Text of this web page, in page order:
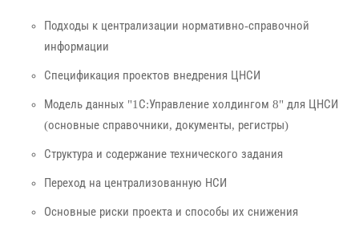
Подходы к централизации нормативно-справочной
информации
Спецификация проектов внедрения ЦНСИ
Модель данных "1С:Управление холдингом 8" для ЦНСИ
(основные справочники, документы, регистры)
Структура и содержание технического задания
Переход на централизованную НСИ
Основные риски проекта и способы их снижения